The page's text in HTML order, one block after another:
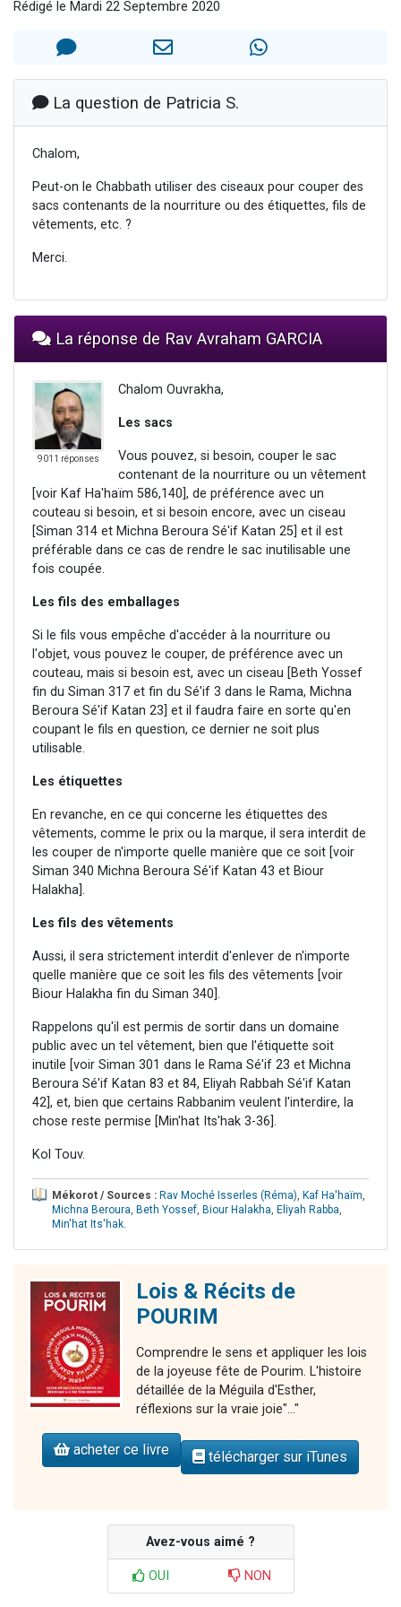
3 personnes viennent de faire un don pour 5 jours de vacances aux Orphelins
3 personnes viennent de nous rejoindre sur WhatsApp
Rédigé le Mardi 22 Septembre 2020
La question de Patricia S.
Chalom,
Peut-on le Chabbath utiliser des ciseaux pour couper des
sacs contenants de la nourriture ou des étiquettes, fils de
vêtements, etc. ?
Merci.
La réponse de Rav Avraham GARCIA
9011 réponses
Chalom Ouvrakha,
Les sacs
Vous pouvez, si besoin, couper le sac
contenant de la nourriture ou un vêtement
[voir Kaf Ha'haïm 586,140], de préférence avec un
couteau si besoin, et si besoin encore, avec un ciseau
[Siman 314 et Michna Beroura Sé'if Katan 25] et il est
préférable dans ce cas de rendre le sac inutilisable une
fois coupée.
Les fils des emballages
Si le fils vous empêche d'accéder à la nourriture ou
l'objet, vous pouvez le couper, de préférence avec un
couteau, mais si besoin est, avec un ciseau [Beth Yossef
fin du Siman 317 et fin du Sé'if 3 dans le Rama, Michna
Beroura Sé'if Katan 23] et il faudra faire en sorte qu'en
coupant le fils en question, ce dernier ne soit plus
utilisable.
Les étiquettes
En revanche, en ce qui concerne les étiquettes des
vêtements, comme le prix ou la marque, il sera interdit de
les couper de n'importe quelle manière que ce soit [voir
Siman 340 Michna Beroura Sé'if Katan 43 et Biour
Halakha].
Les fils des vêtements
Aussi, il sera strictement interdit d'enlever de n'importe
quelle manière que ce soit les fils des vêtements [voir
Biour Halakha fin du Siman 340].
Rappelons qu'il est permis de sortir dans un domaine
public avec un tel vêtement, bien que l'étiquette soit
inutile [voir Siman 301 dans le Rama Sé'if 23 et Michna
Beroura Sé'if Katan 83 et 84, Eliyah Rabbah Sé'if Katan
42], et, bien que certains Rabbanim veulent l'interdire, la
chose reste permise [Min'hat Its'hak 3-36].
Kol Touv.
Mékorot / Sources : Rav Moché Isserles (Réma), Kaf Ha'haïm,
Michna Beroura, Beth Yossef, Biour Halakha, Eliyah Rabba,
Min'hat Its'hak.
Lois & Récits de
POURIM
Comprendre le sens et appliquer les lois
de la joyeuse fête de Pourim. L'histoire
détaillée de la Méguila d'Esther,
réflexions sur la vraie joie"..."
acheter ce livre télécharger sur iTunes
Avez-vous aimé ?
OUI NON